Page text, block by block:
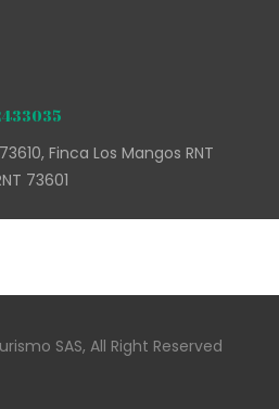
Finca Los Mangos RNT
73601
SAS, All Right Reserved